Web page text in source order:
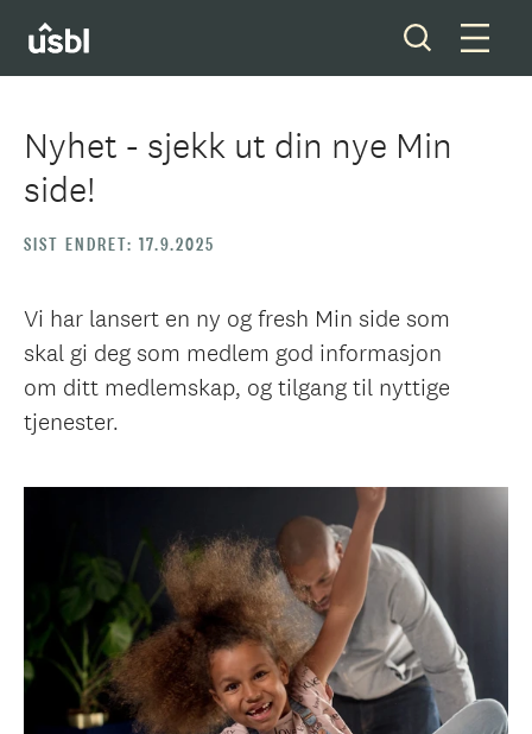
Våre tjenester
Boliger og tomter
Ditt styreverv
Medlemskap
Nyhet - sjekk ut din nye Min
side!
SIST ENDRET: 17.9.2025
Vi har lansert en ny og fresh Min side som
skal gi deg som medlem god informasjon
om ditt medlemskap, og tilgang til nyttige
tjenester.